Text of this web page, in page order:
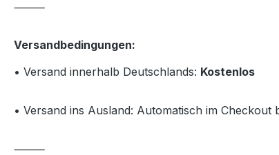
⸻
Versandbedingungen:
• Versand innerhalb Deutschlands: Kostenlos
• Versand ins Ausland: Automatisch im Checkout
⸻